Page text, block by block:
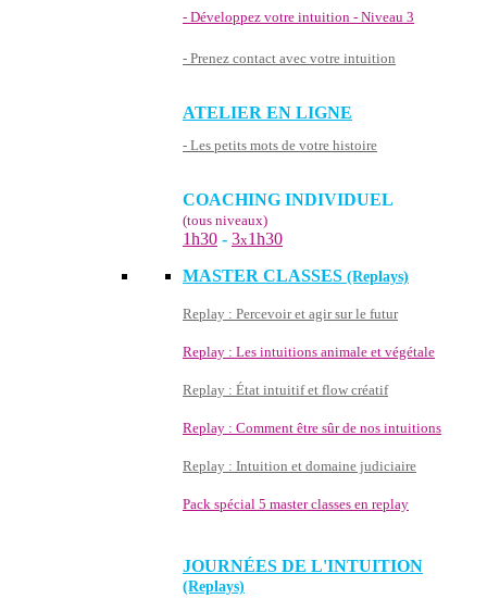
- Développez votre intuition - Niveau 3
- Prenez contact avec votre intuition
ATELIER EN LIGNE
- Les petits mots de votre histoire
COACHING INDIVIDUEL
(tous niveaux)
1h30 - 3x1h30
MASTER CLASSES (Replays)
Replay : Percevoir et agir sur le futur
Replay : Les intuitions animale et végétale
Replay : État intuitif et flow créatif
Replay : Comment être sûr de nos intuitions
Replay : Intuition et domaine judiciaire
Pack spécial 5 master classes en replay
JOURNÉES DE L'INTUITION
(Replays)